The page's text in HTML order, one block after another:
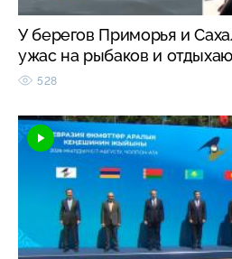
У берегов Приморья и
ужас на рыбаков и
528